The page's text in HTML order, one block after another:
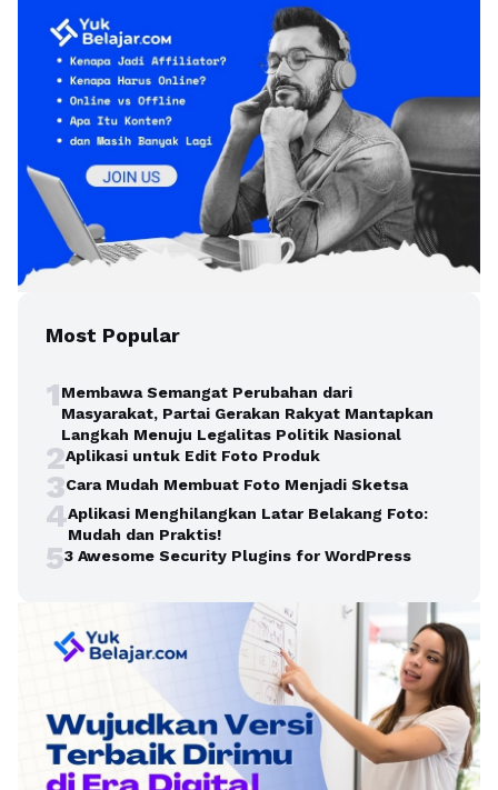
Most Popular
1Membawa Semangat Perubahan dari
Masyarakat, Partai Gerakan Rakyat Mantapkan
Langkah Menuju Legalitas Politik Nasional
2Aplikasi untuk Edit Foto Produk
3Cara Mudah Membuat Foto Menjadi Sketsa
4Aplikasi Menghilangkan Latar Belakang Foto:
Mudah dan Praktis!
53 Awesome Security Plugins for WordPress